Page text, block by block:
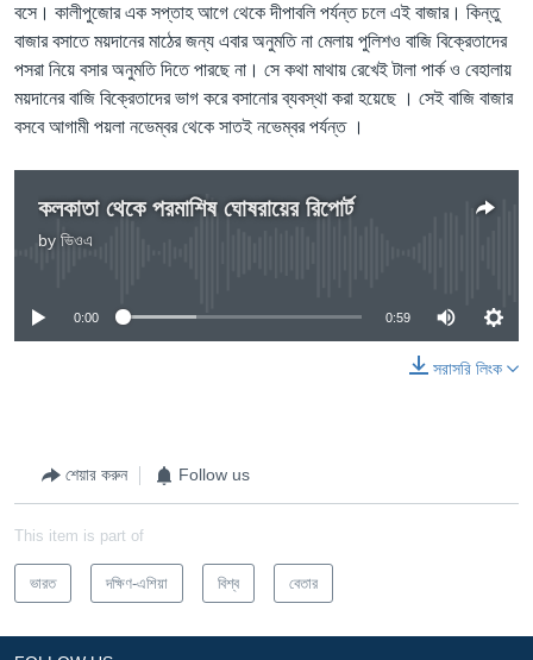
বসে। কালীপুজোর এক সপ্তাহ আগে থেকে দীপাবলি পর্যন্ত চলে এই বাজার। কিন্তু
বাজার বসাতে ময়দানের মাঠের জন্য এবার অনুমতি না মেলায় পুলিশও বাজি বিক্রেতাদের
পসরা নিয়ে বসার অনুমতি দিতে পারছে না। সে কথা মাথায় রেখেই টালা পার্ক ও বেহালায়
ময়দানের বাজি বিক্রেতাদের ভাগ করে বসানোর ব্যবস্থা করা হয়েছে । সেই বাজি বাজার
বসবে আগামী পয়লা নভেম্বর থেকে সাতই নভেম্বর পর্যন্ত ।
কলকাতা থেকে পরমাশিষ ঘোষরায়ের রিপোর্ট
by ভিওএ
0:00 0:59
সরাসরি লিংক
শেয়ার করুন Follow us
This item is part of
ভারত দক্ষিণ-এশিয়া বিশ্ব বেতার